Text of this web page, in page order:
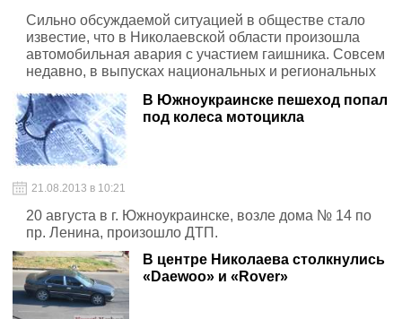
Сильно обсуждаемой ситуацией в обществе стало
известие, что в Николаевской области произошла
автомобильная авария с участием гаишника. Совсем
недавно, в выпусках национальных и региональных
Арбузинского ГАИ трусливо бежит с места
совершенного им ДТП.
В Южноукраинске пешеход попал
под колеса мотоцикла
21.08.2013 в 10:21
20 августа в г. Южноукраинске, возле дома № 14 по
пр. Ленина, произошло ДТП.
В центре Николаева столкнулись
«Daewoo» и «Rover»